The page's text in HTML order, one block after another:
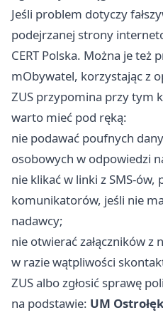
Jeśli problem dotyczy
podejrzanej strony
CERT Polska. Można je też
mObywatel, korzystając z
ZUS przypomina przy tym
warto mieć pod ręką:
nie podawać poufnych
osobowych w odpowiedzi
nie klikać w linki z SMS-
komunikatorów, jeśli nie
nadawcy;
nie otwierać załączników z
w razie wątpliwości
ZUS albo zgłosić sprawę
na podstawie: UM